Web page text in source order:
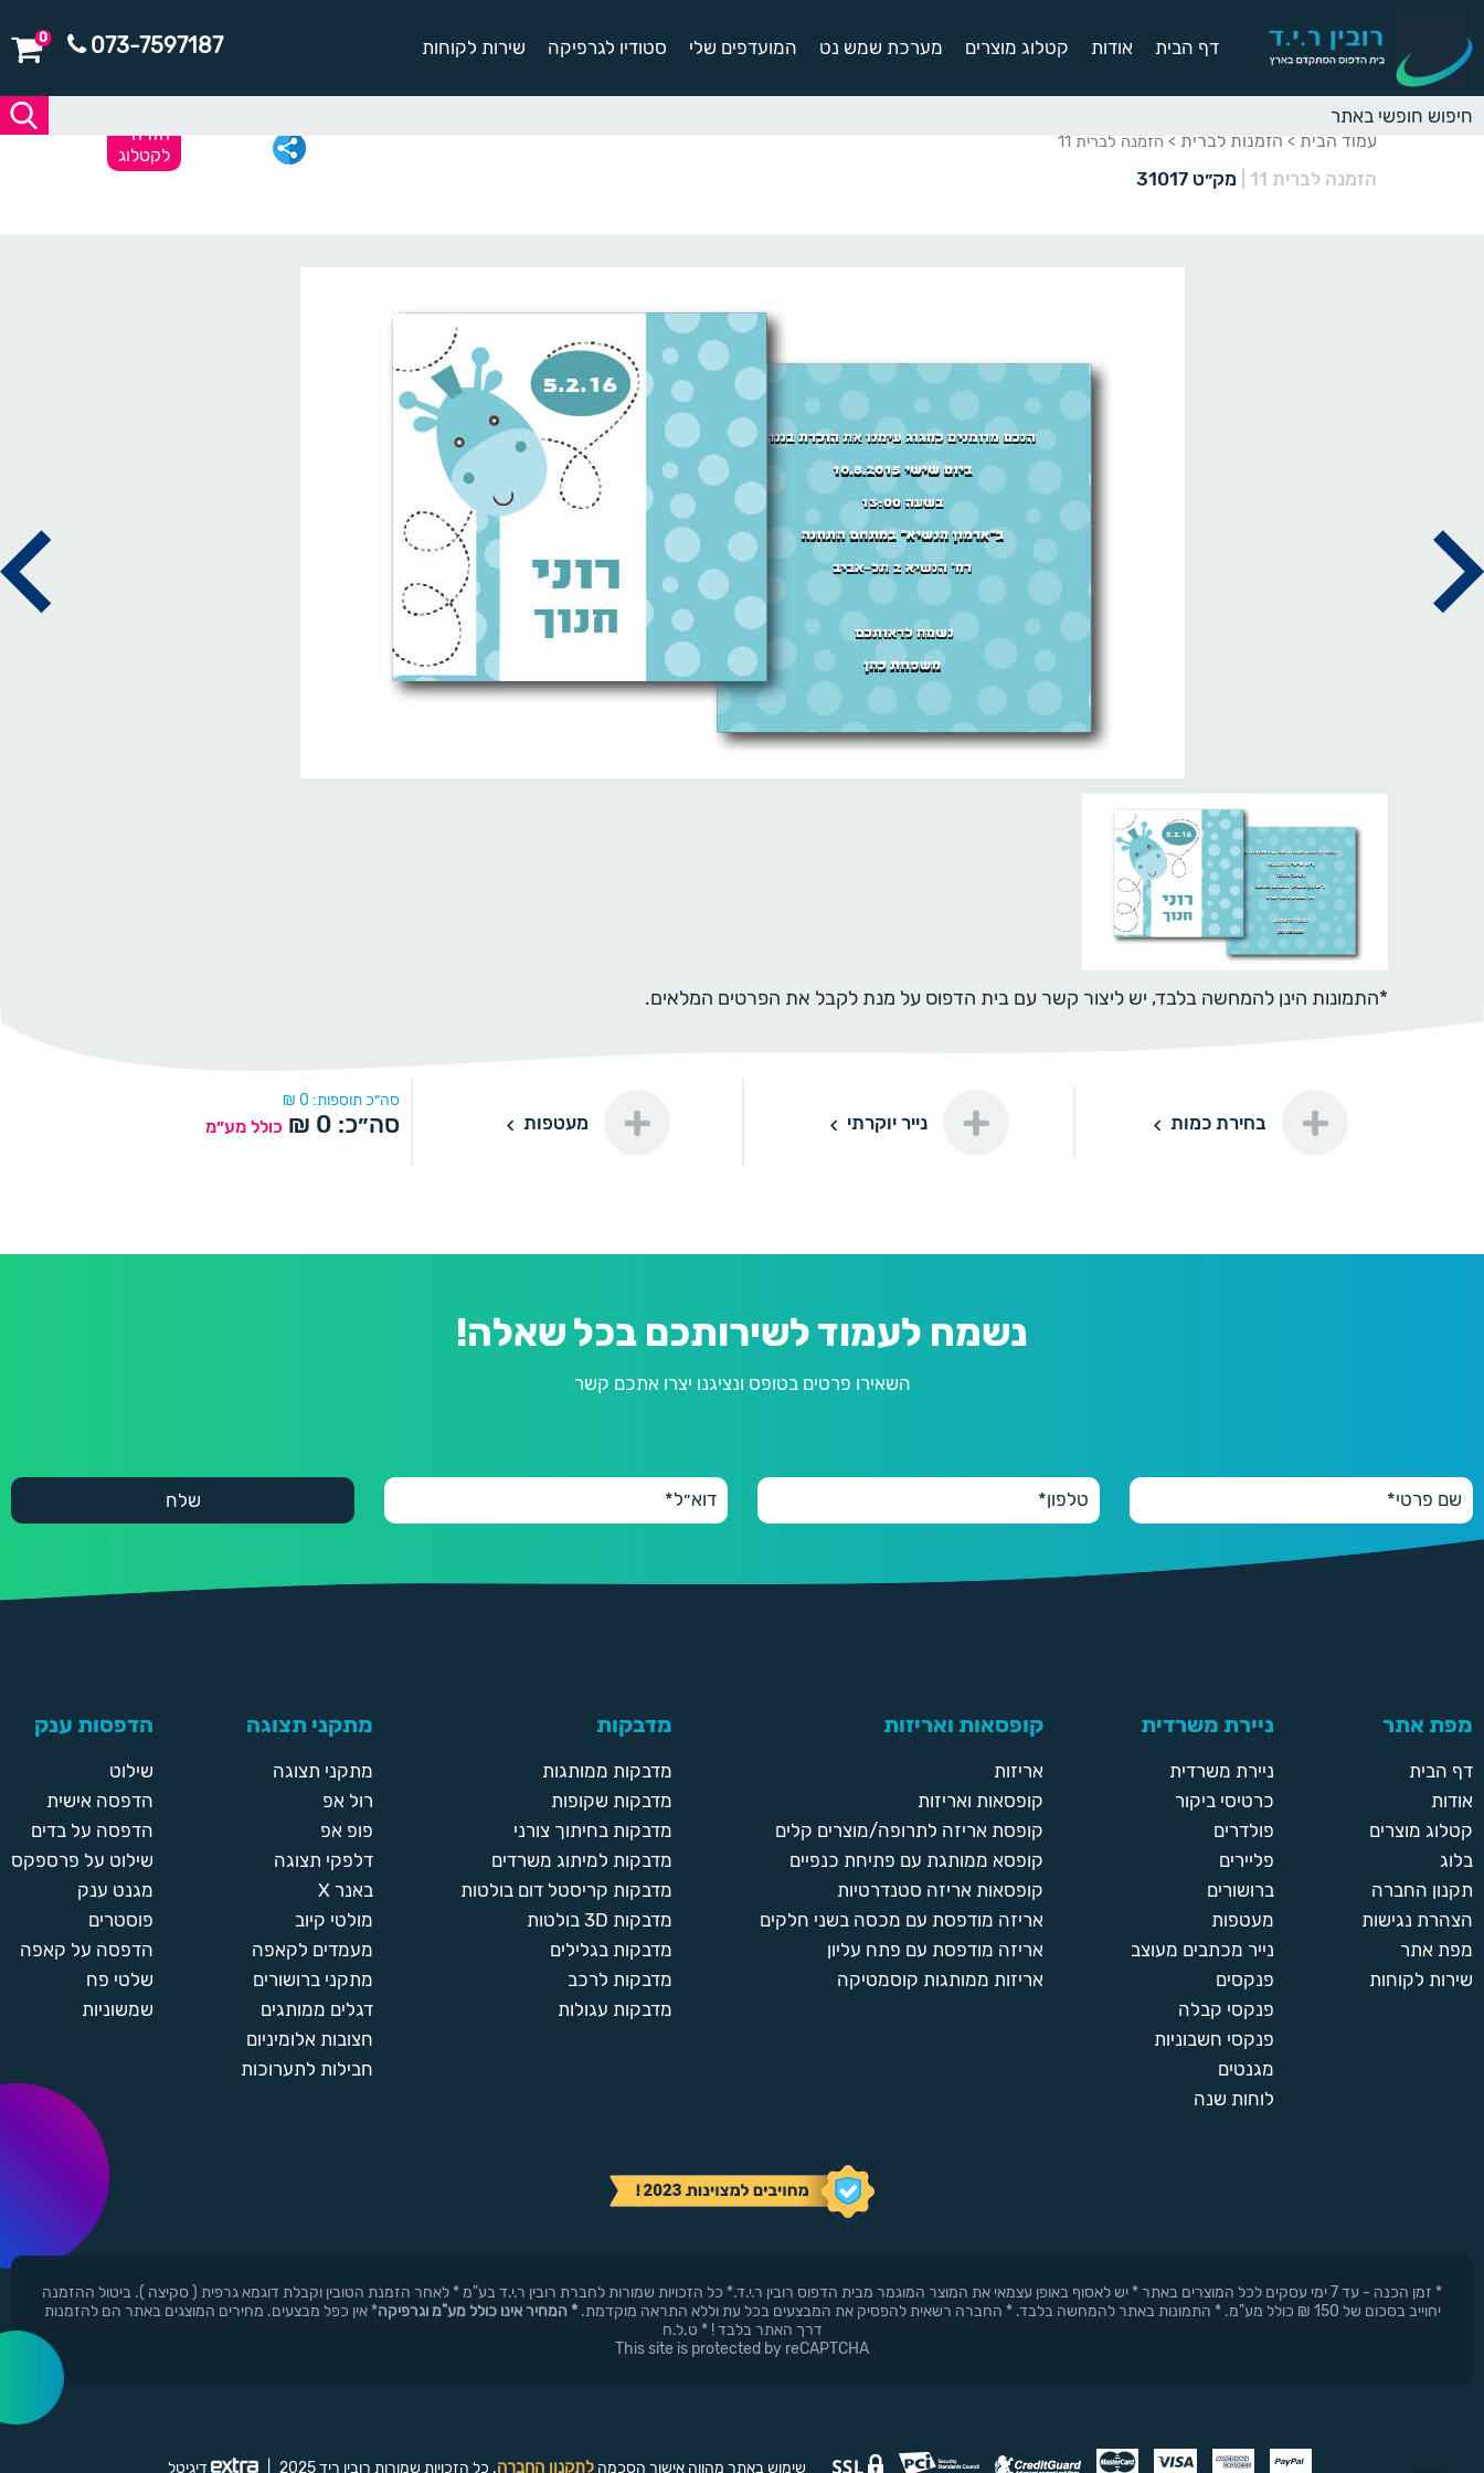
דף הבית אודות קטלוג מוצרים מערכת שמש נט המועדפים שלי סטודיו לגרפיקה שירות לקוחות 073-7597187
0
עמוד הבית > הזמנות לברית > הזמנה לברית 11
הזמנה לברית 11 מק״ט 31017
חזרה
לקטלוג
*התמונות הינן להמחשה בלבד, יש ליצור קשר עם בית הדפוס על מנת לקבל את הפרטים המלאים.
50 יחידות
220 ₪
בחירת כמות נייר יוקרתי נייר יוקרתי מעטפות
סה״כ תוספות: 0
₪
סה״כ: 0
₪ כולל מע״מ
נשמח לעמוד לשירותכם בכל שאלה!
השאירו פרטים בטופס ונציגנו יצרו אתכם קשר
מפת אתר
דף הבית
אודות
קטלוג מוצרים
בלוג
תקנון החברה
הצהרת נגישות
מפת אתר
שירות לקוחות
ניירת משרדית
ניירת משרדית
כרטיסי ביקור
פולדרים
פליירים
ברושורים
מעטפות
נייר מכתבים מעוצב
פנקסים
פנקסי קבלה
פנקסי חשבוניות
מגנטים
לוחות שנה
קופסאות ואריזות
אריזות
קופסאות ואריזות
קופסת אריזה לתרופה/מוצרים קלים
קופסא ממותגת עם פתיחת כנפיים
קופסאות אריזה סטנדרטיות
אריזה מודפסת עם מכסה בשני חלקים
אריזה מודפסת עם פתח עליון
אריזות ממותגות קוסמטיקה
מדבקות
מדבקות ממותגות
מדבקות שקופות
מדבקות בחיתוך צורני
מדבקות למיתוג משרדים
מדבקות קריסטל דום בולטות
מדבקות 3D בולטות
מדבקות בגלילים
מדבקות לרכב
מדבקות עגולות
מתקני תצוגה
מתקני תצוגה
רול אפ
פופ אפ
דלפקי תצוגה
באנר X
מולטי קיוב
מעמדים לקאפה
מתקני ברושורים
דגלים ממותגים
חצובות אלומיניום
חבילות לתערוכות
הדפסות ענק
שילוט
הדפסה אישית
הדפסה על בדים
שילוט על פרספקס
מגנט ענק
פוסטרים
הדפסה על קאפה
שלטי פח
שמשוניות
* זמן הכנה - עד 7 ימי עסקים לכל המוצרים באתר * יש לאסוף באופן עצמאי את המוצר המוגמר מבית הדפוס רובין ר.י.ד.* כל הזכויות שמורות לחברת רובין ר.י.ד בע"מ * לאחר הזמנת הטובין וקבלת דוגמא גרפית ( סקיצה ). ביטול ההזמנה
יחוייב בסכום של 150 ₪ כולל מע"מ. * התמונות באתר להמחשה בלבד. * החברה רשאית להפסיק את המבצעים בכל עת וללא התראה מוקדמת.
* המחיר אינו כולל מע"מ וגרפיקה* אין כפל מבצעים. מחירים המוצגים באתר הם להזמנות
דרך האתר בלבד ! * ט.ל.ח
This site is protected by reCAPTCHA
שימוש באתר מהווה אישור הסכמהלתקנון החברה. כל הזכויות שמורות רובין ריד 2025 דיגיטל